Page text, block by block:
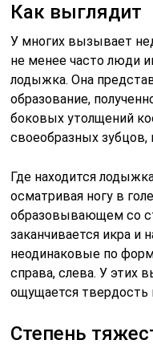
Как выглядит
У многих вызывает
не менее часто люди
лодыжка. Она
образование,
боковых утолщений
своеобразных
Где находится
осматривая ногу в
образовывающем со
заканчивается икра и
неодинаковые по
справа, слева. У этих
ощущается твердость
Степень